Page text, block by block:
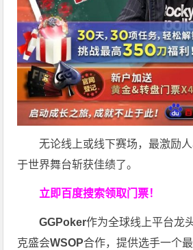
无论线上或线下赛场，最激励
于世界舞台斩获佳绩了。
立即百度搜索领取门票！
GGPoker作为全球线上平台龙
克盛会WSOP合作，提供选手一个